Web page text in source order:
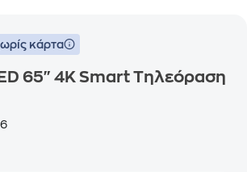
κάρτα
65" 4K Smart Τηλεόραση